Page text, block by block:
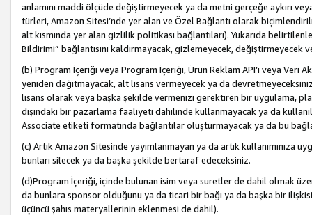
anlamını maddi ölçüde değiştirmeyecek ya da metni gerçeğe aykırı
türleri, Amazon Sitesi’nde yer alan ve Özel Bağlantı olarak
alt kısmında yer alan gizlilik politikası bağlantıları). Yukarıda
Bildirimi” bağlantısını kaldırmayacak, gizlemeyecek,
(b) Program İçeriği veya Program İçeriği, Ürün Reklam API’ı veya Veri
yeniden dağıtmayacak, alt lisans vermeyecek ya da
lisans olarak veya başka şekilde vermenizi gerektiren bir uygulama,
dışındaki bir pazarlama faaliyeti dahilinde kullanmayacak ya da
Associate etiketi formatında bağlantılar oluşturmayacak ya da bu
(c) Artık Amazon Sitesinde yayımlanmayan ya da artık kullanımınıza
bunları silecek ya da başka şekilde bertaraf edeceksiniz.
(d)Program İçeriği, içinde bulunan isim veya suretler de dahil olmak
da bunlara sponsor olduğunu ya da ticari bir bağı ya da başka bir
üçüncü şahıs materyallerinin eklenmesi de dahil).